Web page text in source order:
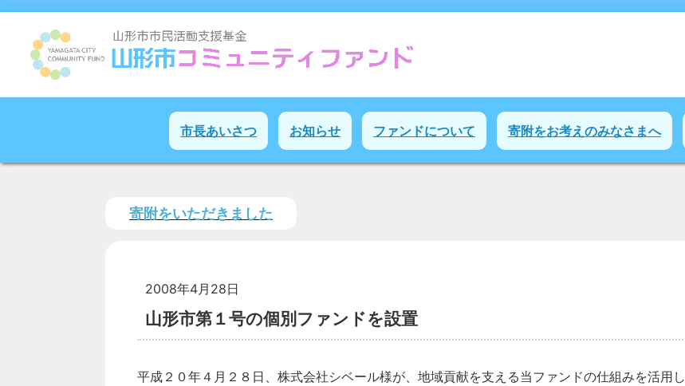
市長あいさつ お知らせ ファンドについて 寄附をお考えのみなさまへ
寄附をいただきました
2008年4月28日
山形市第１号の個別ファンドを設置
平成２０年４月２８日、株式会社シベール様が、地域貢献を支える当ファンドの仕組みを活用し